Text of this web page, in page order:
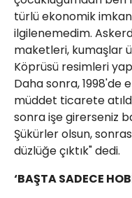
türlü ekonomik
ilgilenemedim.
maketleri, kumaşlar
Köprüsü resimleri
Daha sonra, 1998'de
müddet ticarete
sonra işe girerseniz
Şükürler olsun,
düzlüğe çıktık" dedi.
‘BAŞTA SADECE